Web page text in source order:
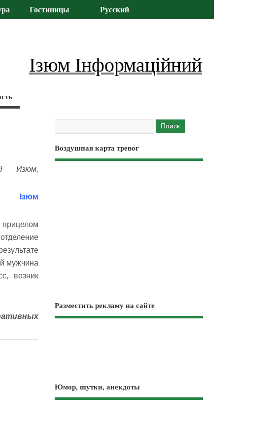
Гостиницы Русский
Ізюм Інформаційний
Изюм,
Ізюм
мужчина
возник
Воздушная карта тревог
Разместить рекламу на сайте
Юмор, шутки, анекдоты